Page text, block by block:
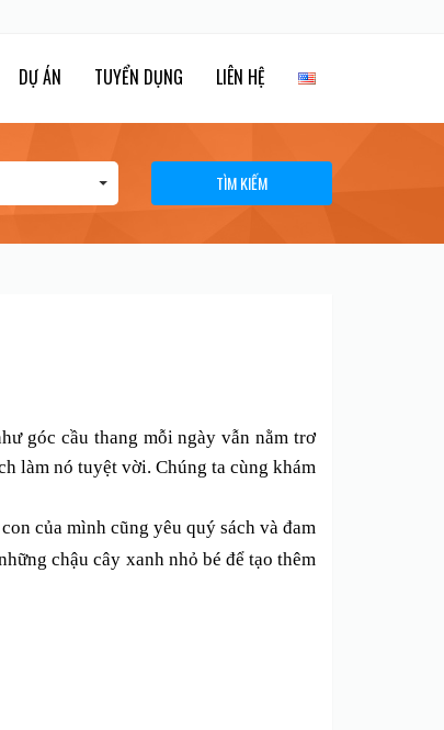
DỰ ÁN TUYỂN DỤNG LIÊN HỆ
TÌM KIẾM
góc cầu thang mỗi ngày vẫn nằm trơ
làm nó tuyệt vời. Chúng ta cùng khám
của mình cũng yêu quý sách và đam
chậu cây xanh nhỏ bé để tạo thêm